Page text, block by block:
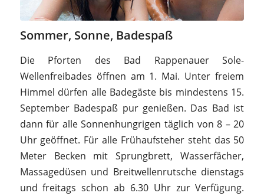
Sommer, Sonne, Badespaß
Die Pforten des Bad Rappenauer Sole-
Wellenfreibades öffnen am 1. Mai. Unter freiem
Himmel dürfen alle Badegäste bis mindestens 15.
September Badespaß pur genießen. Das Bad ist
dann für alle Sonnenhungrigen täglich von 8 – 20
Uhr geöffnet. Für alle Frühaufsteher steht das 50
Meter Becken mit Sprungbrett, Wasserfächer,
Massagedüsen und Breitwellenrutsche dienstags
und freitags schon ab 6.30 Uhr zur Verfügung.